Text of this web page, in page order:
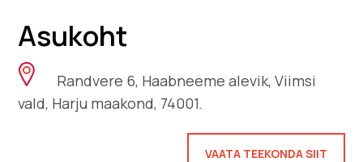
Asukoht
Randvere 6, Haabneeme alevik, Viimsi
vald, Harju maakond, 74001.
VAATA TEEKONDA SIIT